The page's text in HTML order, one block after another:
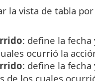
la vista de tabla
: define la
ocurrió la
: define la fecha
de los cuales